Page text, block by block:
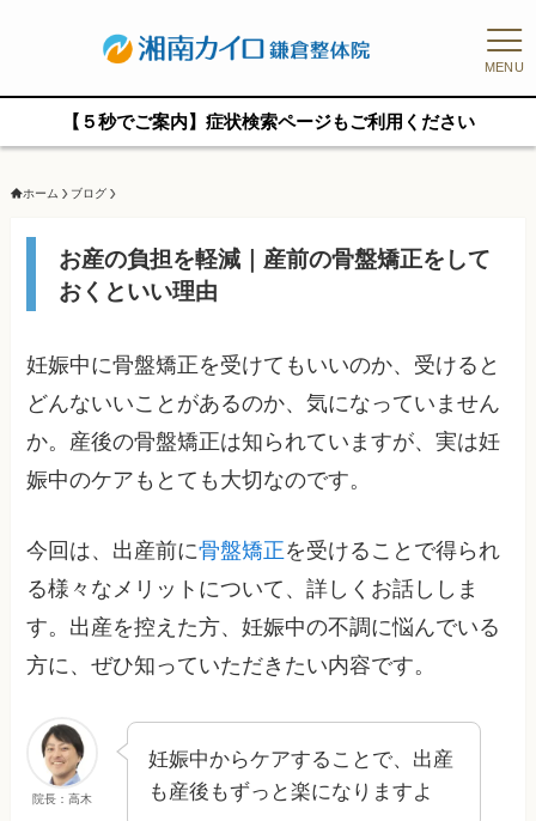
MENU
【５秒でご案内】症状検索ページもご利用ください
ホーム ブログ
お産の負担を軽減｜産前の骨盤矯正をして
おくといい理由
妊娠中に骨盤矯正を受けてもいいのか、受けると
どんないいことがあるのか、気になっていません
か。産後の骨盤矯正は知られていますが、実は妊
娠中のケアもとても大切なのです。
今回は、出産前に骨盤矯正を受けることで得られ
る様々なメリットについて、詳しくお話ししま
す。出産を控えた方、妊娠中の不調に悩んでいる
方に、ぜひ知っていただきたい内容です。
院長：高木
妊娠中からケアすることで、出産
も産後もずっと楽になりますよ